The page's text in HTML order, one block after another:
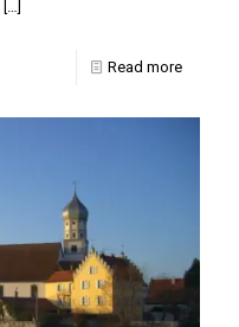
[…]
Read more